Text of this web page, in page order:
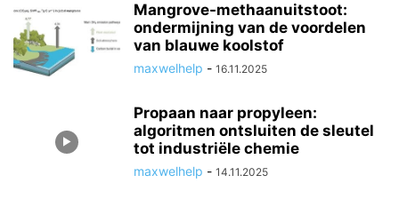
Mangrove-methaanuitstoot:
ondermijning van de voordelen
van blauwe koolstof
maxwelhelp - 16.11.2025
Propaan naar propyleen:
algoritmen ontsluiten de sleutel
tot industriële chemie
maxwelhelp - 14.11.2025